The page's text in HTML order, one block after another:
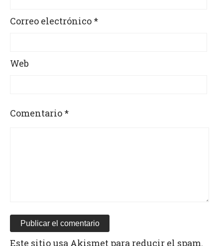
Correo electrónico *
Web
Comentario *
Este sitio usa Akismet para reducir el spam.